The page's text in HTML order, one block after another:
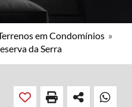
em Condomínios »
da Serra